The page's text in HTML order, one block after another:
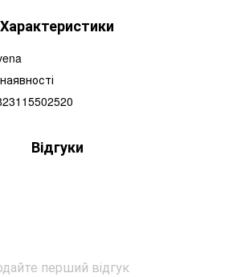
Характеристики
Відгуки
перший відгук